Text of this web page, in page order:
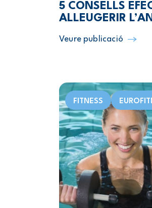
5 CONSELLS
ALLEUGERIR
Veure publicació
FITNESS